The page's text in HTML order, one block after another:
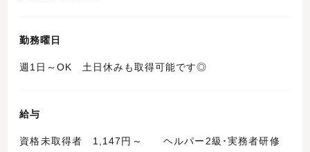
勤務曜日
週1日～OK 土日休みも取得可能です◎
給与
資格未取得者 1,147円～ ヘルパー2級･実務者研修